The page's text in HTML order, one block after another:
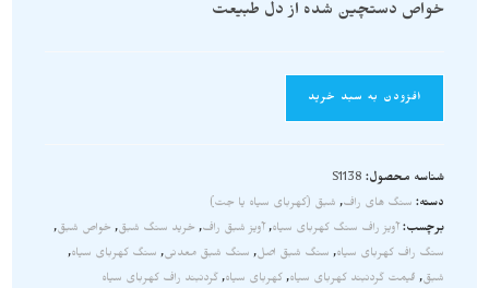
خواص دستچین شده از دل طبیعت
افزودن به سبد خرید
شناسه محصول: S1138
دسته: سنگ های راف, شبق (کهربای سیاه یا جت)
برچسب: آویز راف سنگ کهربای سیاه, آویز شبق راف, خرید سنگ شبق, خواص شبق,
سنگ راف کهربای سیاه, سنگ شبق اصل, سنگ شبق معدنی, سنگ کهربای سیاه,
شبق, قیمت گردنبند کهربای سیاه, کهربای سیاه, گردنبند راف کهربای سیاه